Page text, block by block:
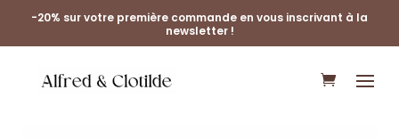
-20% sur votre première commande en vous inscrivant à la
newsletter !